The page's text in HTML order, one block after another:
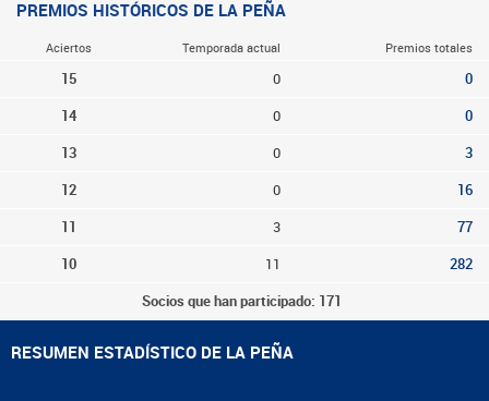
PREMIOS HISTÓRICOS DE LA PEÑA
Aciertos Temporada actual Premios totales
15 0 0
14 0 0
13 0 3
12 0 16
11 3 77
10 11 282
Socios que han participado: 171
RESUMEN ESTADÍSTICO DE LA PEÑA